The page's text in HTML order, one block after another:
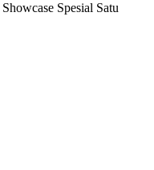
Spesial Satu